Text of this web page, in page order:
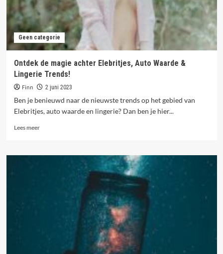
Geen categorie
Ontdek de magie achter Elebritjes, Auto Waarde &
Lingerie Trends!
Finn 2 juni 2023
Ben je benieuwd naar de nieuwste trends op het gebied van
Elebritjes, auto waarde en lingerie? Dan ben je hier...
Lees meerLees
Ontdek